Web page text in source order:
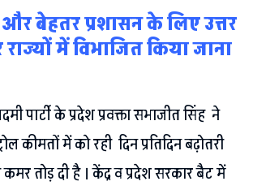
बेहतर प्रशासन के लिए उत्तर
राज्यों में विभाजित किया जाना
पार्टी के प्रदेश प्रवक्ता सभाजीत सिंह ने
कीमतों में को रही दिन प्रतिदिन बढ़ोतरी
तोड़ दी है । केंद्र व प्रदेश सरकार बैट में